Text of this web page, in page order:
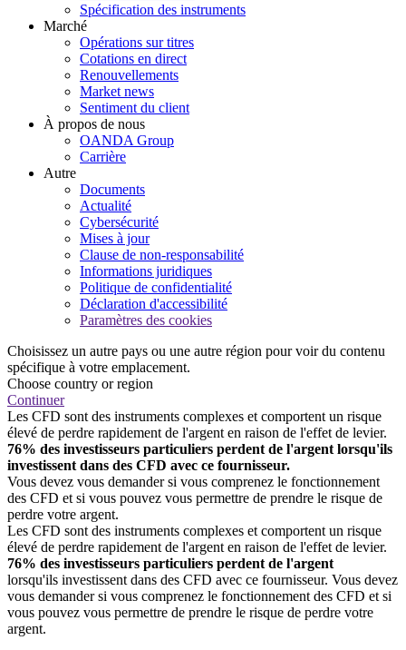
Spécification des instruments
Marché
Opérations sur titres
Cotations en direct
Renouvellements
Market news
Sentiment du client
À propos de nous
OANDA Group
Carrière
Autre
Documents
Actualité
Cybersécurité
Mises à jour
Clause de non-responsabilité
Informations juridiques
Politique de confidentialité
Déclaration d'accessibilité
Paramètres des cookies
Choisissez un autre pays ou une autre région pour voir du contenu
spécifique à votre emplacement.
Choose country or region
Continuer
Les CFD sont des instruments complexes et comportent un risque
élevé de perdre rapidement de l'argent en raison de l'effet de levier.
76% des investisseurs particuliers perdent de l'argent lorsqu'ils
investissent dans des CFD avec ce fournisseur.
Vous devez vous demander si vous comprenez le fonctionnement
des CFD et si vous pouvez vous permettre de prendre le risque de
perdre votre argent.
Les CFD sont des instruments complexes et comportent un risque
élevé de perdre rapidement de l'argent en raison de l'effet de levier.
76% des investisseurs particuliers perdent de l'argent
lorsqu'ils investissent dans des CFD avec ce fournisseur. Vous devez
vous demander si vous comprenez le fonctionnement des CFD et si
vous pouvez vous permettre de prendre le risque de perdre votre
argent.